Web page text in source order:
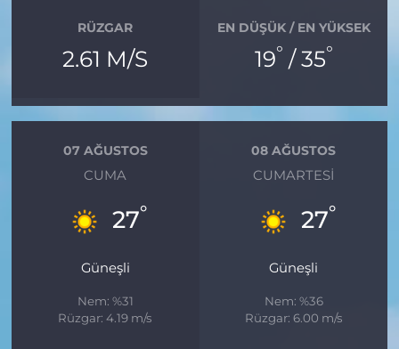
RÜZGAR
2.61 M/S
EN DÜŞÜK / EN YÜKSEK
19° / 35°
07 AĞUSTOS
CUMA
27°
Güneşli
Nem: %31
Rüzgar: 4.19 m/s
08 AĞUSTOS
CUMARTESI
27°
Güneşli
Nem: %36
Rüzgar: 6.00 m/s